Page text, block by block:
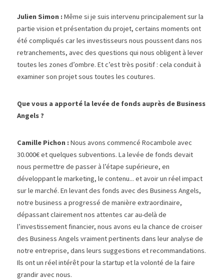
Julien Simon : Même si je suis intervenu principalement sur la
partie vision et présentation du projet, certains moments ont
été compliqués car les investisseurs nous poussent dans nos
retranchements, avec des questions qui nous obligent à lever
toutes les zones d’ombre. Et c’est très positif : cela conduit à
examiner son projet sous toutes les coutures.
Que vous a apporté la levée de fonds auprès de Business
Angels ?
Camille Pichon : Nous avons commencé Rocambole avec
30.000€ et quelques subventions. La levée de fonds devait
nous permettre de passer à l’étape supérieure, en
développant le marketing, le contenu... et avoir un réel impact
sur le marché. En levant des fonds avec des Business Angels,
notre business a progressé de manière extraordinaire,
dépassant clairement nos attentes car au-delà de
l’investissement financier, nous avons eu la chance de croiser
des Business Angels vraiment pertinents dans leur analyse de
notre entreprise, dans leurs suggestions et recommandations.
Ils ont un réel intérêt pour la startup et la volonté de la faire
grandir avec nous.